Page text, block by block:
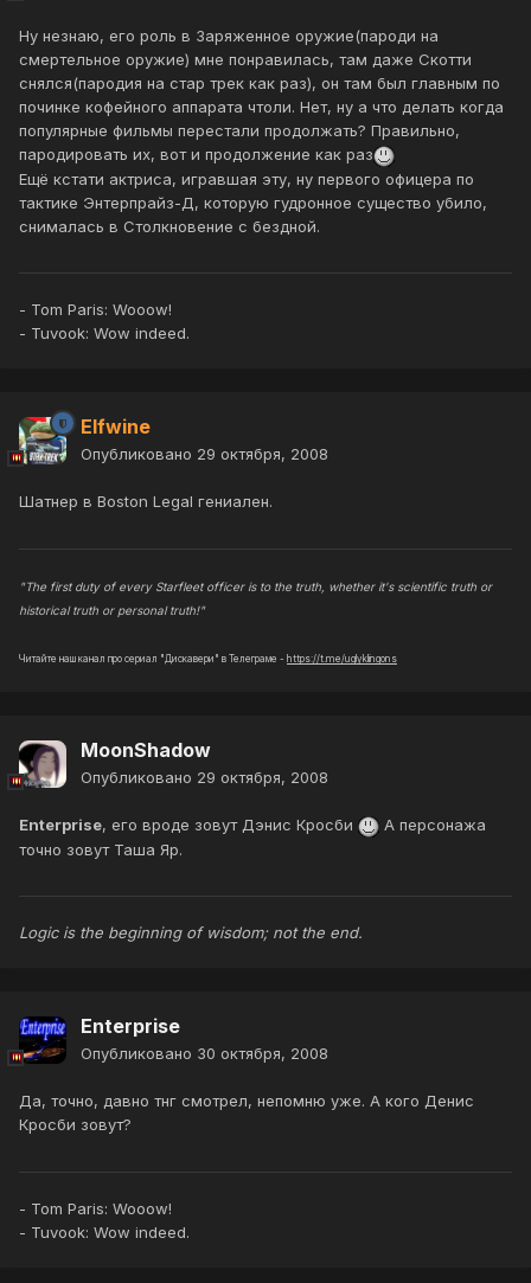
Ну незнаю, его роль в Заряженное оружие(пароди на
смертельное оружие) мне понравилась, там даже Скотти
снялся(пародия на стар трек как раз), он там был главным по
починке кофейного аппарата чтоли. Нет, ну а что делать когда
популярные фильмы перестали продолжать? Правильно,
пародировать их, вот и продолжение как раз
Ещё кстати актриса, игравшая эту, ну первого офицера по
тактике Энтерпрайз-Д, которую гудронное существо убило,
снималась в Столкновение с бездной.
- Tom Paris: Wooow!
- Tuvook: Wow indeed.
Elfwine
Опубликовано 29 октября, 2008
Шатнер в Boston Legal гениален.
"The first duty of every Starfleet officer is to the truth, whether it's scientific truth or
historical truth or personal truth!"
Читайте наш канал про сериал "Дискавери" в Телеграме - https://t.me/uglyklingons
MoonShadow
Опубликовано 29 октября, 2008
Enterprise, его вроде зовут Дэнис Кросби
А персонажа
точно зовут Таша Яр.
Logic is the beginning of wisdom; not the end.
Enterprise
Опубликовано 30 октября, 2008
Да, точно, давно тнг смотрел, непомню уже. А кого Денис
Кросби зовут?
- Tom Paris: Wooow!
- Tuvook: Wow indeed.